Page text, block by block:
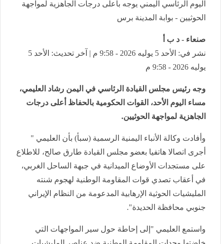
اليوم الرئاسي اليمني يوجه بأعلى درجات الجاهزية لمواجهة
الحوثيين - بوابة المدينة برس
صنعاء - د ب أ
نشر في: الأحد 5 يوليه 2026 - 9:58 م | آخر تحديث: الأحد 5
يوليه 2026 - 9:58 م
وجه رئيس مجلس القيادة الرئاسي في اليمن رشاد العليمي،
مساء اليوم الأحد، القوات الحكومية بالحفاظ أعلى درجات
الجاهزية لمواجهة الحوثيين.
وأفادت وكالة الأنباء اليمنية الرسمية (سبأ) بأن العليمي "
أجرى اتصالا هاتفيا بعضو مجلس القيادة طارق صالح، للاطلاع
على مستجدات الأوضاع الميدانية في جبهة الساحل الغربي،
في أعقاب تصدي قوات المقاومة الوطنية لهجوم شنته
المليشيات الحوثية الإرهابية المدعومة من النظام الإيراني
جنوبي محافظة الحديدة".
واستمع العليمي "إلى إحاطة حول سير المواجهات التي